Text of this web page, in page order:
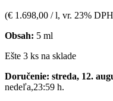
(€ 1.698,00 / l, vr. 23%
Obsah: 5 ml
Ešte 3 ks na sklade
Doručenie: streda, 12.
nedeľa,23:59 h.